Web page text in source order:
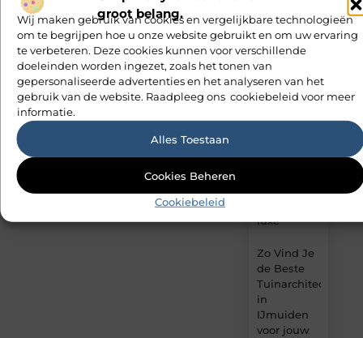
groot belang.
Wij maken gebruik van cookies en vergelijkbare technologieën
om te begrijpen hoe u onze website gebruikt en om uw ervaring
te verbeteren. Deze cookies kunnen voor verschillende
doeleinden worden ingezet, zoals het tonen van
gepersonaliseerde advertenties en het analyseren van het
gebruik van de website. Raadpleeg ons cookiebeleid voor meer
informatie.
Alles Toestaan
Cookies Beheren
Cookiebeleid
Hoe trek je
bezoekers
aan met
blogs?
modern
met
luxe
Zo Vind Je
de Beste
Tuinarchitect
in
IJmuiden
voor jouw
waarderen.
Plaats
je
eerste
blog